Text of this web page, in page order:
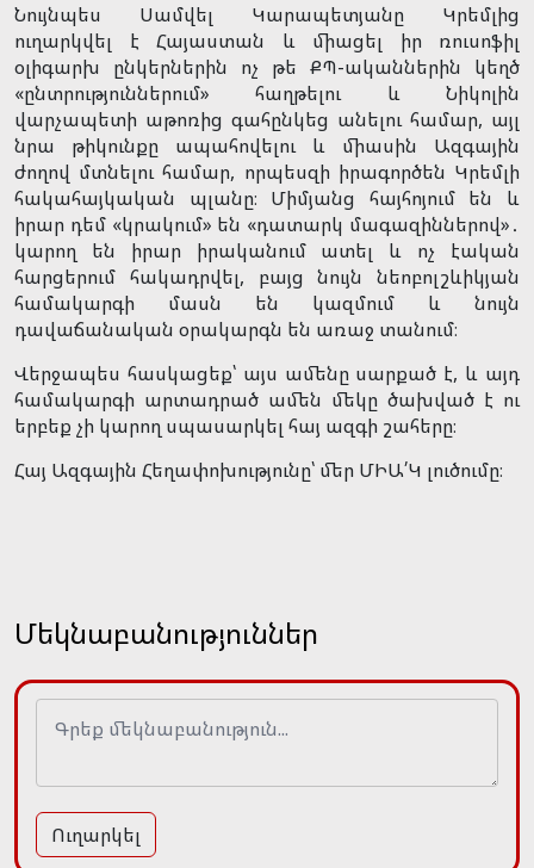
Նույնպես Սամվել Կարապետյանը Կրեմլից
ուղարկվել է Հայաստան և միացել իր ռուսոֆիլ
օլիգարխ ընկերներին ոչ թե ՔՊ-ականներին կեղծ
«ընտրություններում» հաղթելու և Նիկոլին
վարչապետի աթոռից գահընկեց անելու համար, այլ
նրա թիկունքը ապահովելու և միասին Ազգային
ժողով մտնելու համար, որպեսզի իրագործեն Կրեմլի
հակահայկական պլանը։ Միմյանց հայհոյում են և
իրար դեմ «կրակում» են «դատարկ մագազիններով»․
կարող են իրար իրականում ատել և ոչ էական
հարցերում հակադրվել, բայց նույն նեոբոլշևիկյան
համակարգի մասն են կազմում և նույն
դավաճանական օրակարգն են առաջ տանում։
Վերջապես հասկացեք՝ այս ամենը սարքած է, և այդ
համակարգի արտադրած ամեն մեկը ծախված է ու
երբեք չի կարող սպասարկել հայ ազգի շահերը։
Հայ Ազգային Հեղափոխությունը՝ մեր ՄԻԱ՛Կ լուծումը։
Մեկնաբանություններ
Ուղարկել